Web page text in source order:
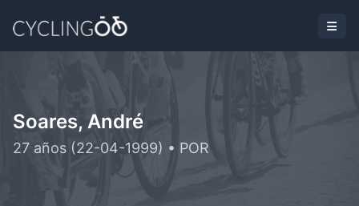
Soares, André
27 años (22-04-1999) • POR